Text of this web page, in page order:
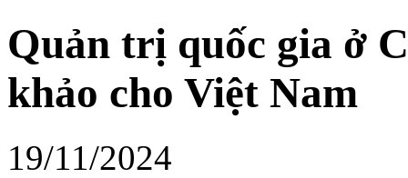
Quản trị quốc gia ở
khảo cho Việt Nam
19/11/2024